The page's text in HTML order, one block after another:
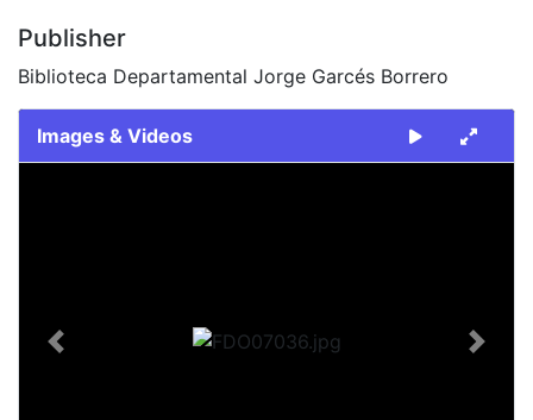
Publisher
Biblioteca Departamental Jorge Garcés Borrero
Images & Videos
Previous Next